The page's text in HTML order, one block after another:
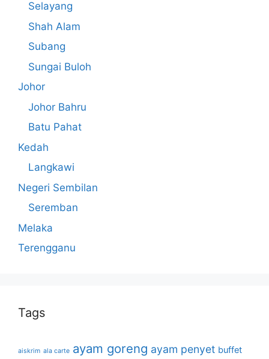
Selayang
Shah Alam
Subang
Sungai Buloh
Johor
Johor Bahru
Batu Pahat
Kedah
Langkawi
Negeri Sembilan
Seremban
Melaka
Terengganu
Tags
aiskrim ala carte ayam goreng ayam penyet buffet